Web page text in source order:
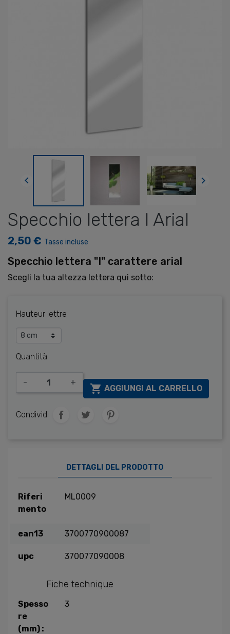
 
Specchio lettera I Arial
2,50 € Tasse incluse
Specchio lettera "I" carattere arial
Scegli la tua altezza lettera qui sotto:
Hauteur lettre
Quantità
- +
 AGGIUNGI AL CARRELLO
Condividi
DETTAGLI DEL PRODOTTO
Riferi
mento
ML0009
ean13 3700770900087
upc 370077090008
Fiche technique
Spesso
re
(mm) :
3